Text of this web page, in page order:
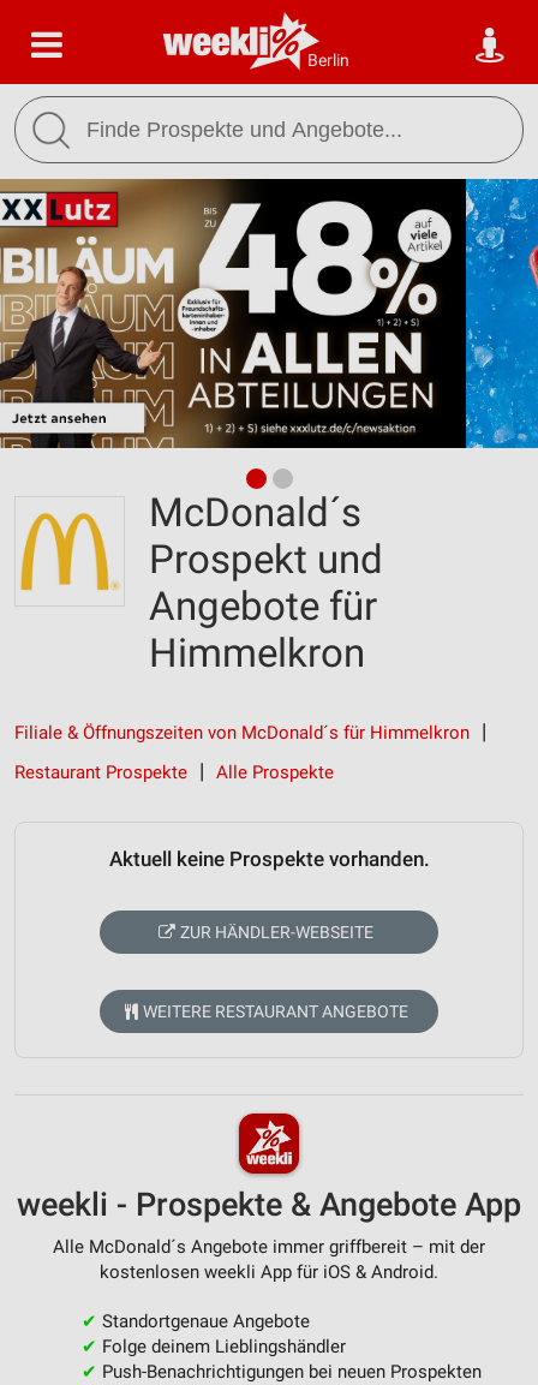
Berlin
McDonald´s
Prospekt und
Angebote für
Himmelkron
Filiale & Öffnungszeiten von McDonald´s für Himmelkron
Restaurant Prospekte
Alle Prospekte
Aktuell keine Prospekte vorhanden.
ZUR HÄNDLER-WEBSEITE
WEITERE RESTAURANT ANGEBOTE
weekli - Prospekte & Angebote App
Alle McDonald´s Angebote immer griffbereit – mit der
kostenlosen weekli App für iOS & Android.
✔ Standortgenaue Angebote
✔ Folge deinem Lieblingshändler
✔ Push-Benachrichtigungen bei neuen Prospekten